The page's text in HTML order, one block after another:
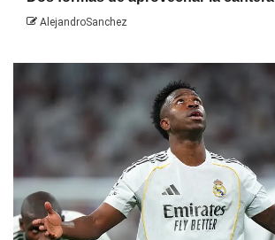
AlejandroSanchez